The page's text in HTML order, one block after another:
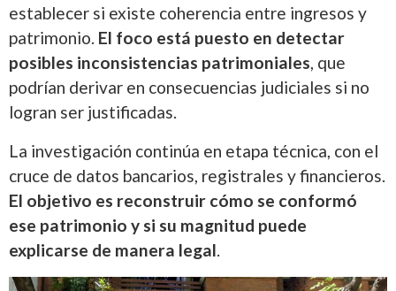
establecer si existe coherencia entre ingresos y
patrimonio. El foco está puesto en detectar
posibles inconsistencias patrimoniales, que
podrían derivar en consecuencias judiciales si no
logran ser justificadas.
La investigación continúa en etapa técnica, con el
cruce de datos bancarios, registrales y financieros.
El objetivo es reconstruir cómo se conformó
ese patrimonio y si su magnitud puede
explicarse de manera legal.